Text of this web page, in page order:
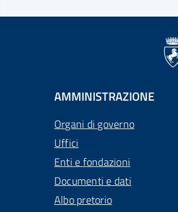
AMMINISTRAZIONE
Organi di governo
Uffici
Enti e fondazioni
Documenti e dati
Albo pretorio